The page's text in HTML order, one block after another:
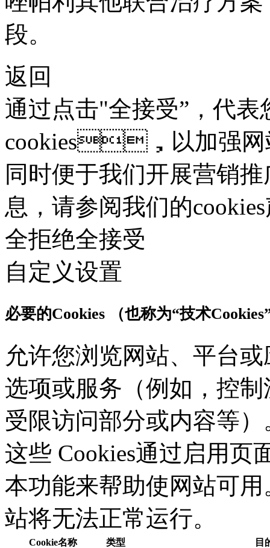
段。
返回
通过点击"全接受”，代
cookies，以加强网站
同时便于我们开展营销
息，请参阅我们的
全拒绝全接受
自定义设置
必要的Cookies （也称为“技术
允许您浏览网站、平台
选项或服务（例如，控制
受限访问部分或内容等
这些 Cookies通过启用页
本功能来帮助使网站可
站将无法正常运行。
Cookie名称 类型
目